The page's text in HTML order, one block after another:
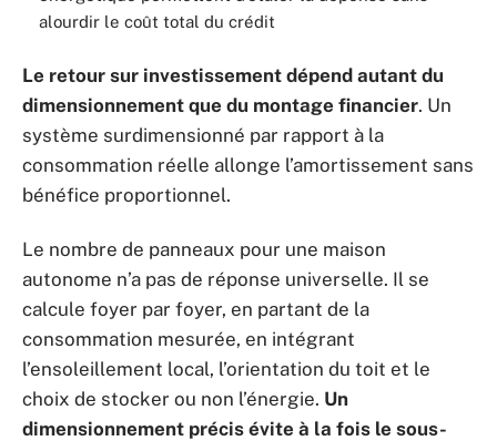
alourdir le coût total du crédit
Le retour sur investissement dépend autant du
dimensionnement que du montage financier. Un
système surdimensionné par rapport à la
consommation réelle allonge l’amortissement sans
bénéfice proportionnel.
Le nombre de panneaux pour une maison
autonome n’a pas de réponse universelle. Il se
calcule foyer par foyer, en partant de la
consommation mesurée, en intégrant
l’ensoleillement local, l’orientation du toit et le
choix de stocker ou non l’énergie. Un
dimensionnement précis évite à la fois le sous-